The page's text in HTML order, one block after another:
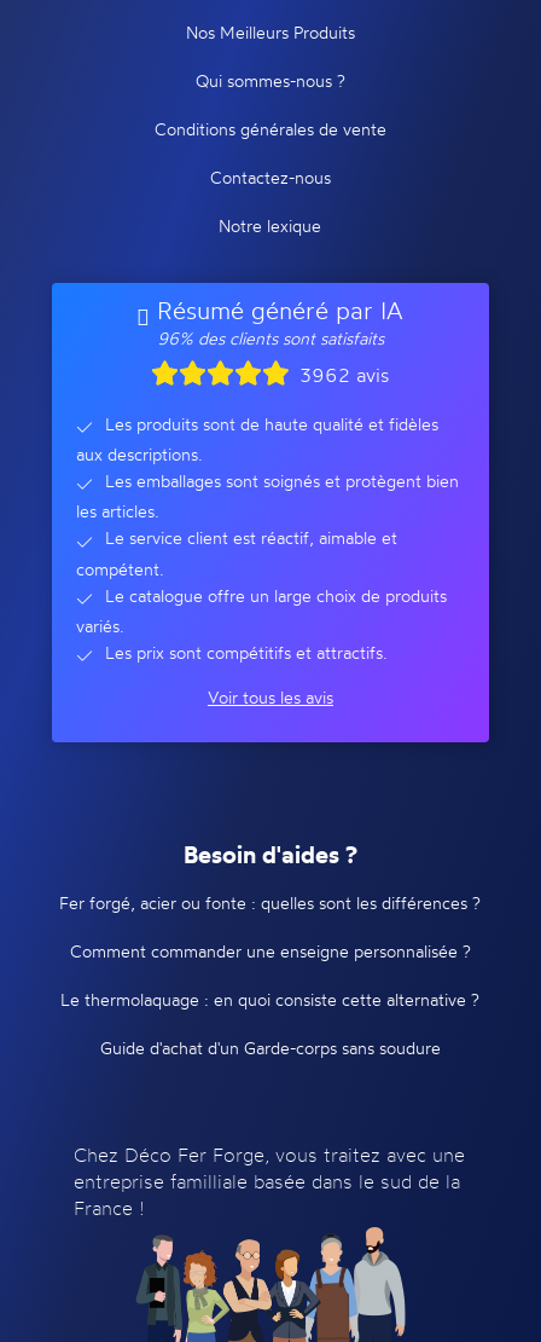
Nos Meilleurs Produits
Qui sommes-nous ?
Conditions générales de vente
Contactez-nous
Notre lexique
Résumé généré par IA
96% des clients sont satisfaits
3962 avis
Les produits sont de haute qualité et fidèles
aux descriptions.
Les emballages sont soignés et protègent bien
les articles.
Le service client est réactif, aimable et
compétent.
Le catalogue offre un large choix de produits
variés.
Les prix sont compétitifs et attractifs.
Voir tous les avis
Besoin d'aides ?
Fer forgé, acier ou fonte : quelles sont les différences ?
Comment commander une enseigne personnalisée ?
Le thermolaquage : en quoi consiste cette alternative ?
Guide d'achat d'un Garde-corps sans soudure
Chez Déco Fer Forge, vous traitez avec une
entreprise familliale basée dans le sud de la
France !